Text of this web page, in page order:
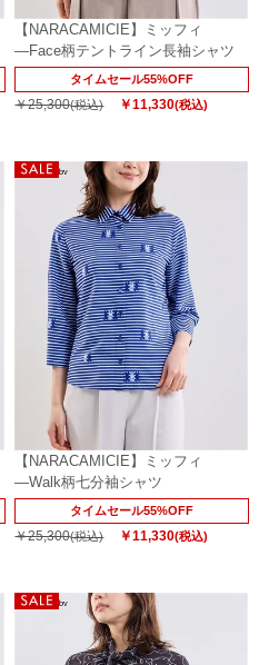
【NARACAMICIE】ミッフィ
―Face柄テントライン長袖シャツ
タイムセール55%OFF
￥25,300(税込) ￥11,330(税込)
【NARACAMICIE】ミッフィ
―Walk柄七分袖シャツ
タイムセール55%OFF
￥25,300(税込) ￥11,330(税込)